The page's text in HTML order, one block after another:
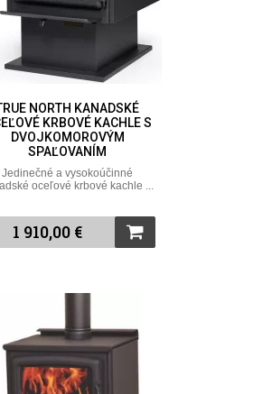
NORTH KANADSKÉ
KRBOVÉ KACHLE S
DVOJKOMOROVÝM
SPAĽOVANÍM
Jedinečné a vysokoúčinné
oceľové krbové kachle ...
1 910,00 €